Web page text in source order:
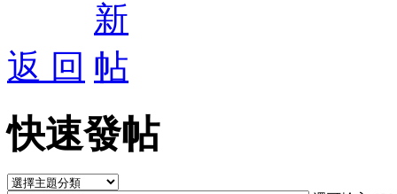
返 回
快速發帖